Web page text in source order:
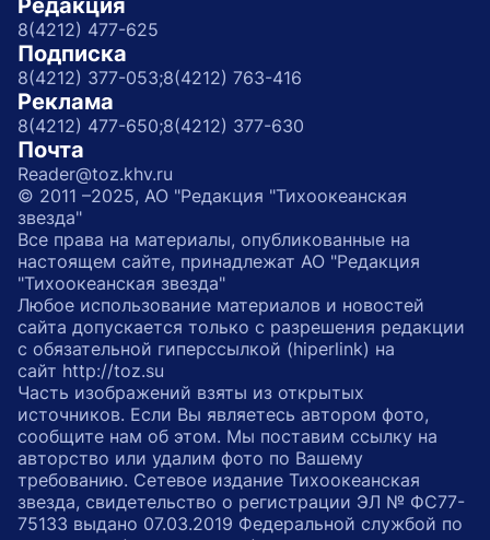
Редакция
8(4212) 477-625
Подписка
8(4212) 377-053;8(4212) 763-416
Реклама
8(4212) 477-650;8(4212) 377-630
Почта
Reader@toz.khv.ru
© 2011 –2025, АО "Редакция "Тихоокеанская
звезда"
Все права на материалы, опубликованные на
настоящем сайте, принадлежат АО "Редакция
"Тихоокеанская звезда"
Любое использование материалов и новостей
сайта допускается только с разрешения редакции
с обязательной гиперссылкой (hiperlink) на
сайт http://toz.su
Часть изображений взяты из открытых
источников. Если Вы являетесь автором фото,
сообщите нам об этом. Мы поставим ссылку на
авторство или удалим фото по Вашему
требованию. Сетевое издание Тихоокеанская
звезда, свидетельство о регистрации ЭЛ № ФС77-
75133 выдано 07.03.2019 Федеральной службой по